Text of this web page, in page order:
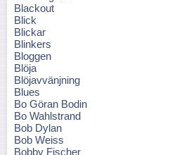
Blackout
Blick
Blickar
Blinkers
Bloggen
Blöja
Blöjavvänjning
Blues
Bo Göran Bodin
Bo Wahlstrand
Bob Dylan
Bob Weiss
Bobby Fischer